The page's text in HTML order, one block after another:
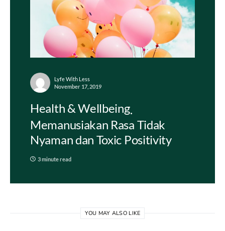
Lyfe With Less
November 17, 2019
Health & Wellbeing
Memanusiakan Rasa Tidak
Nyaman dan Toxic Positivity
3 minute read
YOU MAY ALSO LIKE